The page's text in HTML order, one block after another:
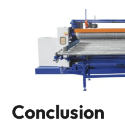
Conclusion